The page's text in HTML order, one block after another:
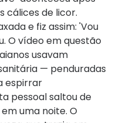
cálices de licor.
e fiz assim: 'Vou
O vídeo em questão
usavam
— penduradas
espirrar
pessoal saltou de
uma noite. O